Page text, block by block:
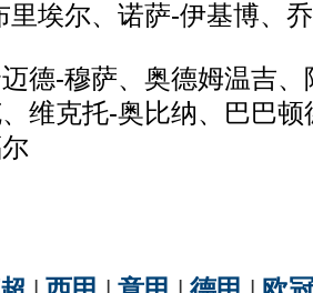
里埃尔、诺萨-伊基博、
-穆萨、奥德姆温吉、
维克托-奥比纳、巴巴